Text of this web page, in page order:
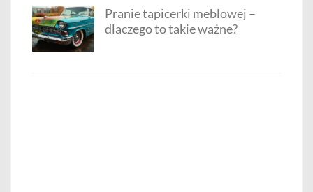
Pranie tapicerki meblowej –
dlaczego to takie ważne?